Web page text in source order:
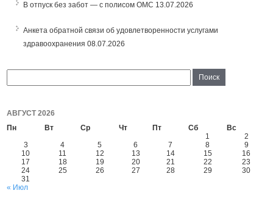
В отпуск без забот — с полисом ОМС 13.07.2026
Анкета обратной связи об удовлетворенности услугами
здравоохранения 08.07.2026
АВГУСТ 2026
Пн
Вт Ср Чт Пт Сб
Вс
1
2
3
4 5 6 7 8
9
10
11 12 13 14 15
16
17
18 19 20 21 22
23
24
25 26 27 28 29
30
31
« Июл